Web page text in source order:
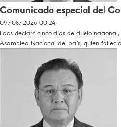
Comunicado especial del
09/08/2026 00:24
Laos declaró cinco días de duelo
Asamblea Nacional del país, quien